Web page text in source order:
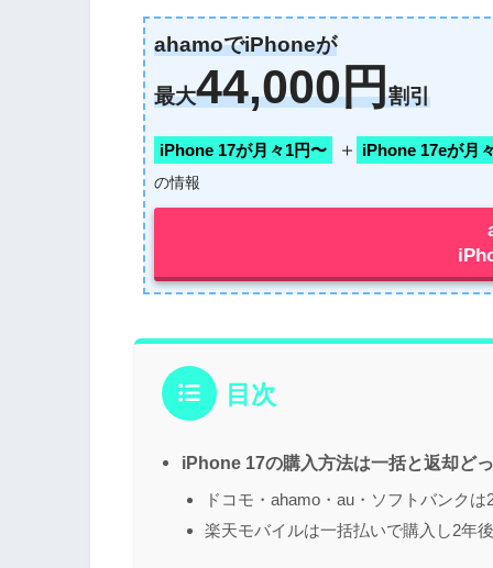
ahamoでiPhoneが
最大44,000円割引
iPhone 17が月々1円〜 ＋ iPhone 17eが月
の情報
目次
iPhone 17の購入方法は一括と返却ど
ドコモ・ahamo・au・ソフトバンク
楽天モバイルは一括払いで購入し2年